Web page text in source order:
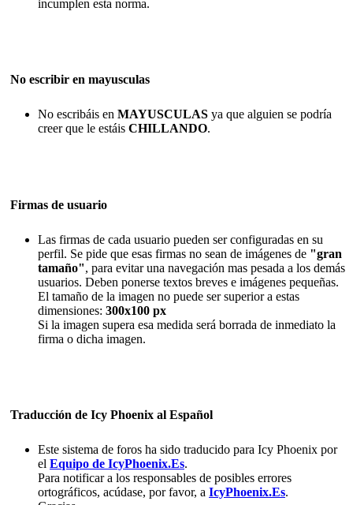
incumplen esta norma.
No escribir en mayusculas
No escribáis en MAYUSCULAS ya que alguien se podría
creer que le estáis CHILLANDO.
Firmas de usuario
Las firmas de cada usuario pueden ser configuradas en su
perfil. Se pide que esas firmas no sean de imágenes de "gran
tamaño", para evitar una navegación mas pesada a los demás
usuarios. Deben ponerse textos breves e imágenes pequeñas.
El tamaño de la imagen no puede ser superior a estas
dimensiones: 300x100 px
Si la imagen supera esa medida será borrada de inmediato la
firma o dicha imagen.
Traducción de Icy Phoenix al Español
Este sistema de foros ha sido traducido para Icy Phoenix por
el Equipo de IcyPhoenix.Es.
Para notificar a los responsables de posibles errores
ortográficos, acúdase, por favor, a IcyPhoenix.Es.